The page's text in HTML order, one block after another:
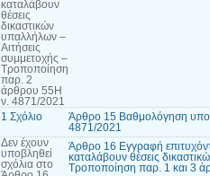
καταλάβουν
θέσεις
δικαστικών
υπαλλήλων –
Αιτήσεις
συμμετοχής –
Τροποποίηση
παρ. 2
άρθρου 55Η
ν. 4871/2021
1 Σχόλιο
Άρθρο 15 Βαθμολόγηση
4871/2021
Δεν έχουν
υποβληθεί
σχόλια στο
Άρθρο 16 Εγγραφή
καταλάβουν θέσεις
Τροποποίηση παρ. 1 και 3